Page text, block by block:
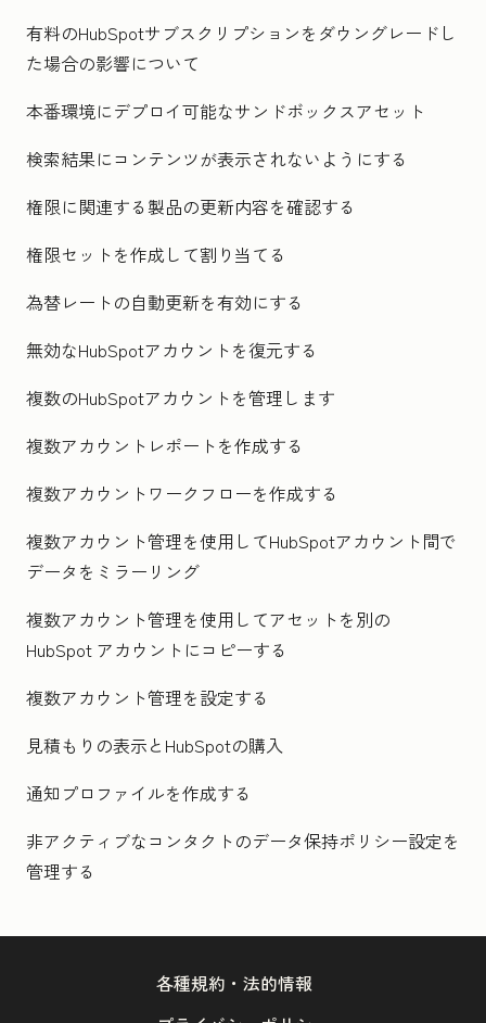
有料のHubSpotサブスクリプションをダウングレードし
た場合の影響について
本番環境にデプロイ可能なサンドボックスアセット
検索結果にコンテンツが表示されないようにする
権限に関連する製品の更新内容を確認する
権限セットを作成して割り当てる
為替レートの自動更新を有効にする
無効なHubSpotアカウントを復元する
複数のHubSpotアカウントを管理します
複数アカウントレポートを作成する
複数アカウントワークフローを作成する
複数アカウント管理を使用してHubSpotアカウント間で
データをミラーリング
複数アカウント管理を使用してアセットを別の
HubSpot アカウントにコピーする
複数アカウント管理を設定する
見積もりの表示とHubSpotの購入
通知プロファイルを作成する
非アクティブなコンタクトのデータ保持ポリシー設定を
管理する
各種規約・法的情報